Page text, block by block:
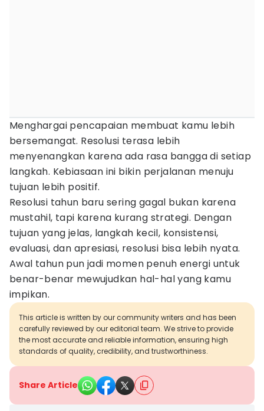
Menghargai pencapaian membuat kamu lebih
bersemangat. Resolusi terasa lebih
menyenangkan karena ada rasa bangga di setiap
langkah. Kebiasaan ini bikin perjalanan menuju
tujuan lebih positif.
Resolusi tahun baru sering gagal bukan karena
mustahil, tapi karena kurang strategi. Dengan
tujuan yang jelas, langkah kecil, konsistensi,
evaluasi, dan apresiasi, resolusi bisa lebih nyata.
Awal tahun pun jadi momen penuh energi untuk
benar-benar mewujudkan hal-hal yang kamu
impikan.
This article is written by our community writers and has been
carefully reviewed by our editorial team. We strive to provide
the most accurate and reliable information, ensuring high
standards of quality, credibility, and trustworthiness.
Share Article